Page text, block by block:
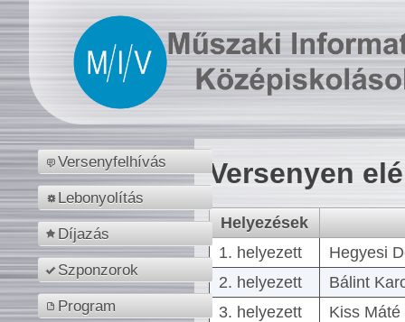
Versenyfelhívás
Lebonyolítás
Díjazás
Szponzorok
Program
Versenyen
Helyezések
1. helyezett
Hegyesi
2. helyezett
Bálint
3. helyezett
Kiss